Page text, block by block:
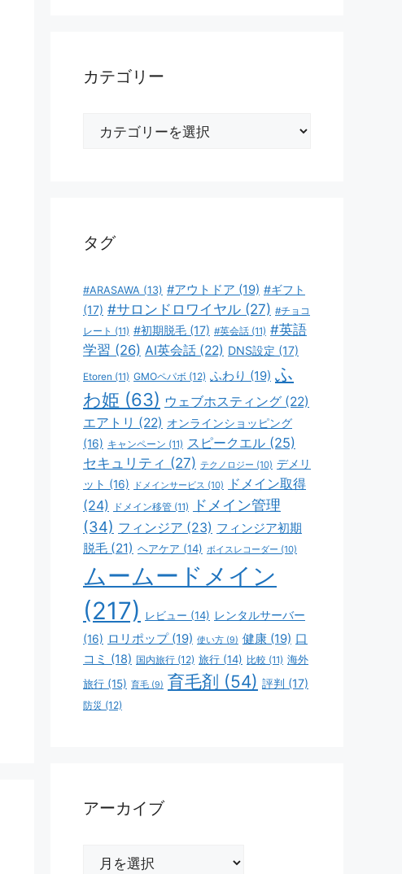
カテゴリー
タグ
#ARASAWA (13) #アウトドア (19) #ギフト
(17) #サロンドロワイヤル (27) #チョコ
レート (11) #初期脱毛 (17) #英会話 (11) #英語
学習 (26) AI英会話 (22) DNS設定 (17)
Etoren (11) GMOペパボ (12) ふわり (19) ふ
わ姫 (63) ウェブホスティング (22)
エアトリ (22) オンラインショッピング
(16) キャンペーン (11) スピークエル (25)
セキュリティ (27) テクノロジー (10) デメリ
ット (16) ドメインサービス (10)
ドメイン取得
(24)
ドメイン移管 (11)
ドメイン管理
(34) フィンジア (23) フィンジア初期
脱毛 (21) ヘアケア (14) ボイスレコーダー (10)
ムームードメイン
(217)
レビュー (14) レンタルサーバー
(16) ロリポップ(19) 使い方 (9) 健康 (19) 口
コミ (18) 国内旅行 (12) 旅行 (14) 比較 (11) 海外
旅行 (15) 育毛 (9) 育毛剤 (54) 評判 (17)
防災 (12)
アーカイブ